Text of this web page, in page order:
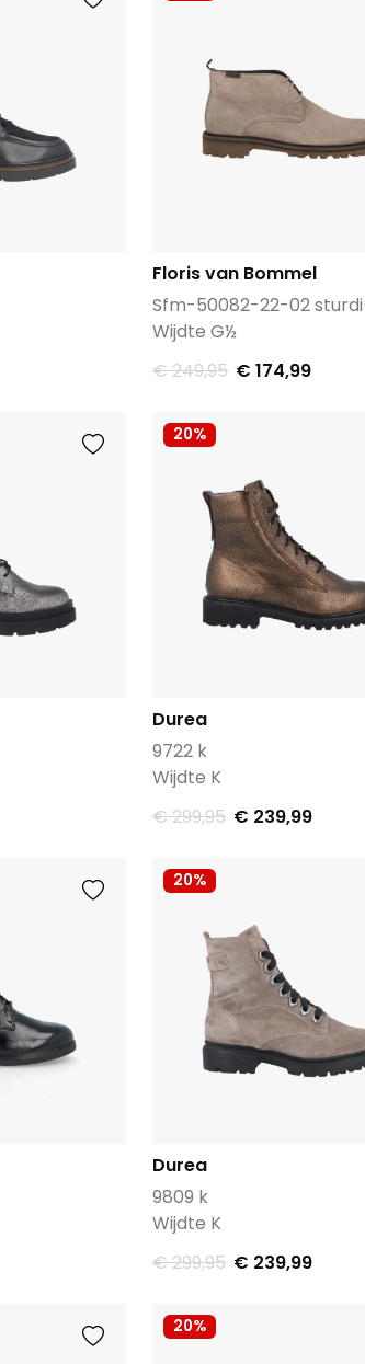
Floris van Bommel
Sfm-50082-22-02 sturdi
Wijdte G½
€ 249,95 € 174,99
20%
Durea
9722 k
Wijdte K
€ 299,95 € 239,99
20%
Durea
9809 k
Wijdte K
€ 299,95 € 239,99
20%